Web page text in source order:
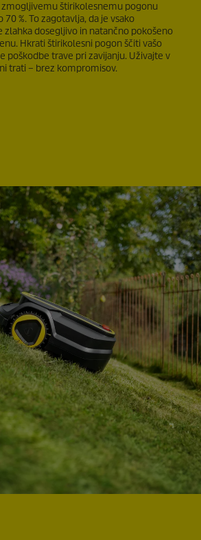
zmogljivemu štirikolesnemu pogonu
70 %. To zagotavlja, da je vsako
zlahka dosegljivo in natančno pokošeno
Hkrati štirikolesni pogon ščiti vašo
poškodbe trave pri zavijanju. Uživajte v
trati – brez kompromisov.